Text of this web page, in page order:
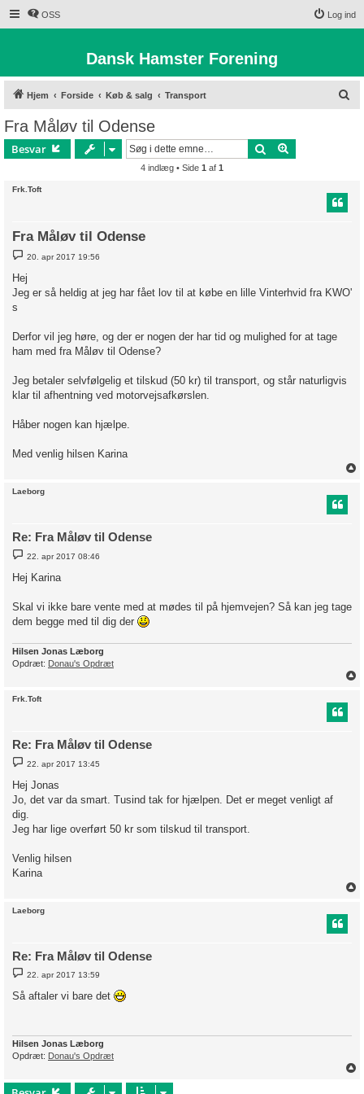
OSS Log ind
Dansk Hamster Forening
Hjem Forside Køb & salg Transport
Fra Måløv til Odense
Besvar Søg
4 indlæg • Side 1 af 1
Frk.Toft
Fra Måløv til Odense
n
d
l
æ
g
20. apr 2017 19:56
Hej
Jeg er så heldig at jeg har fået lov til at købe en lille Vinterhvid fra KWO'
s
Derfor vil jeg høre, og der er nogen der har tid og mulighed for at tage
ham med fra Måløv til Odense?
Jeg betaler selvfølgelig et tilskud (50 kr) til transport, og står naturligvis
klar til afhentning ved motorvejsafkørslen.
Håber nogen kan hjælpe.
Med venlig hilsen Karina
Laeborg
Re: Fra Måløv til Odense
n
d
l
22. apr 2017 08:46
Hej Karina
Skal vi ikke bare vente med at mødes til på hjemvejen? Så kan jeg tage
dem begge med til dig der
Hilsen Jonas Læborg
Opdræt: Donau's Opdræt
Frk.Toft
Re: Fra Måløv til Odense
n
d
l
æ
22. apr 2017 13:45
Hej Jonas
Jo, det var da smart. Tusind tak for hjælpen. Det er meget venligt af
dig.
Jeg har lige overført 50 kr som tilskud til transport.
Venlig hilsen
Karina
Laeborg
Re: Fra Måløv til Odense
n
l
22. apr 2017 13:59
Så aftaler vi bare det
Hilsen Jonas Læborg
Opdræt: Donau's Opdræt